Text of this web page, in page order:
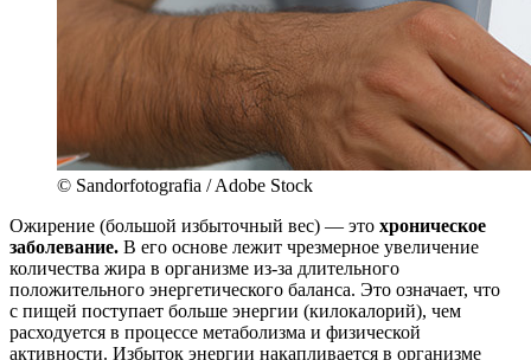
© Sandorfotografia / Adobe Stock
Ожирение (большой избыточный вес) — это хроническое
заболевание. В его основе лежит чрезмерное увеличение
количества жира в организме из-за длительного
положительного энергетического баланса. Это означает, что
с пищей поступает больше энергии (килокалорий), чем
расходуется в процессе метаболизма и физической
активности. Избыток энергии накапливается в организме